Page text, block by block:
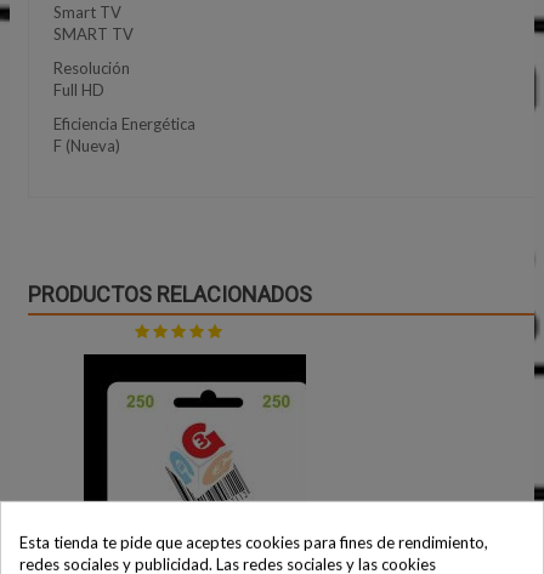
Smart TV
SMART TV
Resolución
Full HD
Eficiencia Energética
F (Nueva)
PRODUCTOS RELACIONADOS
Esta tienda te pide que aceptes cookies para fines de rendimiento,
redes sociales y publicidad. Las redes sociales y las cookies